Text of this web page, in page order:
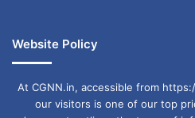
Website Policy
At CGNN.in, accessible from
our visitors is one of our top